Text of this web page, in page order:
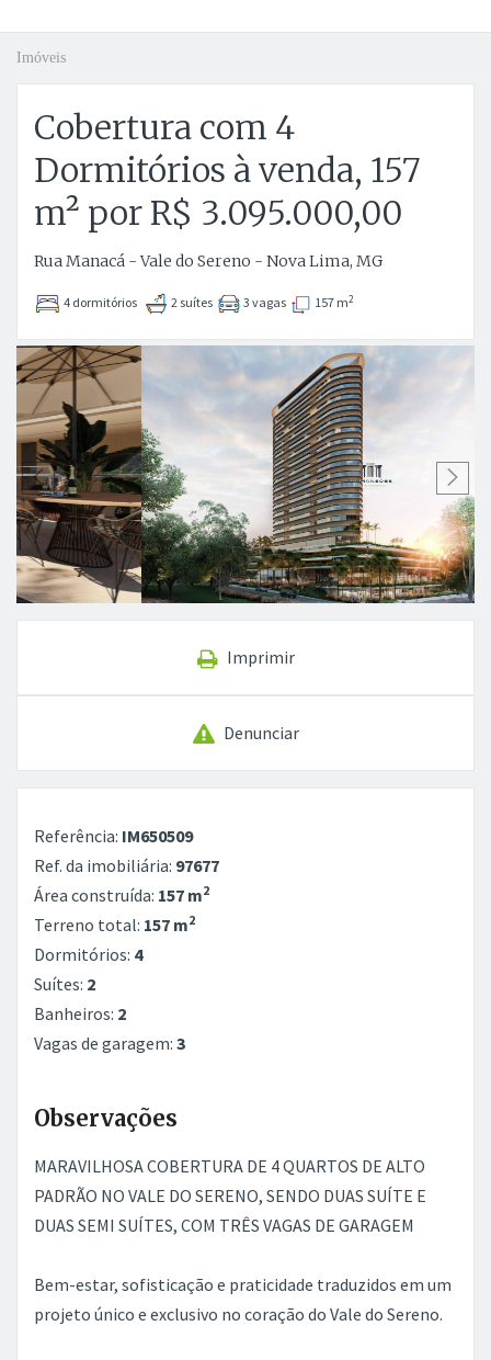
Imóveis
Cobertura com 4
Dormitórios à venda, 157
m² por R$ 3.095.000,00
Rua Manacá - Vale do Sereno - Nova Lima, MG
4 dormitórios 2 suítes 3 vagas 157 m2
Anterior
Imprimir
Denunciar
Referência: IM650509
Ref. da imobiliária: 97677
Área construída: 157 m2
Terreno total: 157 m2
Dormitórios: 4
Suítes: 2
Banheiros: 2
Vagas de garagem: 3
Observações
MARAVILHOSA COBERTURA DE 4 QUARTOS DE ALTO
PADRÃO NO VALE DO SERENO, SENDO DUAS SUÍTE E
DUAS SEMI SUÍTES, COM TRÊS VAGAS DE GARAGEM
Bem-estar, sofisticação e praticidade traduzidos em um
projeto único e exclusivo no coração do Vale do Sereno.